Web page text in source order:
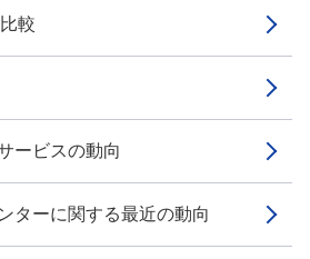
較
ービスの動向
ターに関する最近の動向